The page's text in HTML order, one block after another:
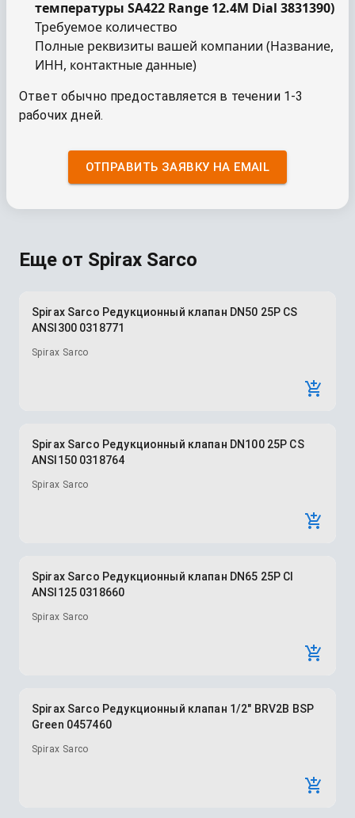
температуры SA422 Range 12.4M Dial 3831390)
Требуемое количество
Полные реквизиты вашей компании (Название,
ИНН, контактные данные)
Ответ обычно предоставляется в течении 1-3
рабочих дней.
ОТПРАВИТЬ ЗАЯВКУ НА EMAIL
Еще от Spirax Sarco
Spirax Sarco Редукционный клапан DN50 25P CS
ANSI300 0318771
Spirax Sarco
Spirax Sarco Редукционный клапан DN100 25P CS
ANSI150 0318764
Spirax Sarco
Spirax Sarco Редукционный клапан DN65 25P CI
ANSI125 0318660
Spirax Sarco
Spirax Sarco Редукционный клапан 1/2" BRV2B BSP
Green 0457460
Spirax Sarco